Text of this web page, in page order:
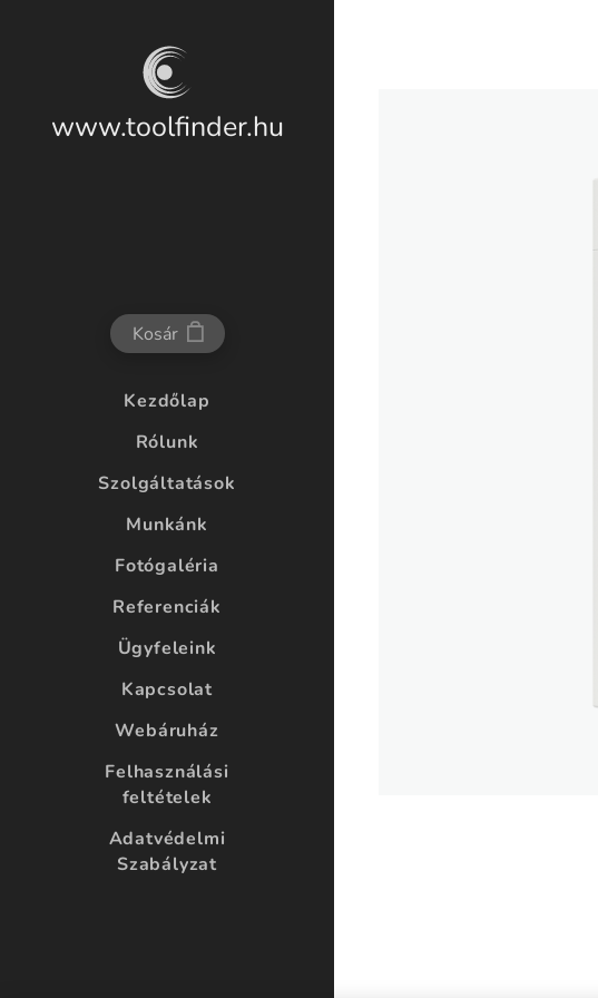
www.toolfinder.hu
Kosár
Kezdőlap
Rólunk
Szolgáltatások
Munkánk
Fotógaléria
Referenciák
Ügyfeleink
Kapcsolat
Webáruház
Felhasználási
feltételek
Adatvédelmi
Szabályzat